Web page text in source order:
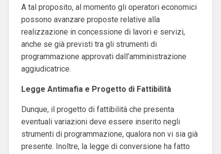
A tal proposito, al momento gli operatori economici
possono avanzare proposte relative alla
realizzazione in concessione di lavori e servizi,
anche se già previsti tra gli strumenti di
programmazione approvati dall’amministrazione
aggiudicatrice.
Legge Antimafia e Progetto di Fattibilità
Dunque, il progetto di fattibilità che presenta
eventuali variazioni deve essere inserito negli
strumenti di programmazione, qualora non vi sia già
presente. Inoltre, la legge di conversione ha fatto